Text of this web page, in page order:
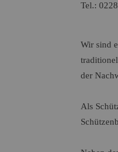
Tel.:
Wir sind
der
Als